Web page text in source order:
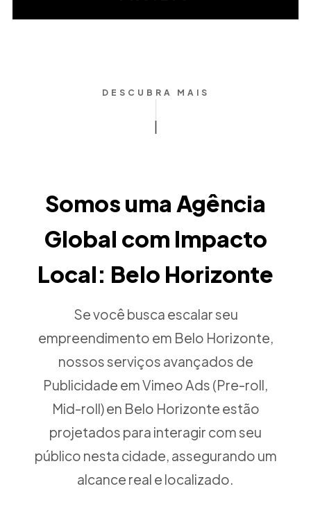
DESCUBRA MAIS
Somos uma Agência
Global com Impacto
Local: Belo Horizonte
Se você busca escalar seu
empreendimento em Belo Horizonte,
nossos serviços avançados de
Publicidade em Vimeo Ads (Pre-roll,
Mid-roll) en Belo Horizonte estão
projetados para interagir com seu
público nesta cidade, assegurando um
alcance real e localizado.